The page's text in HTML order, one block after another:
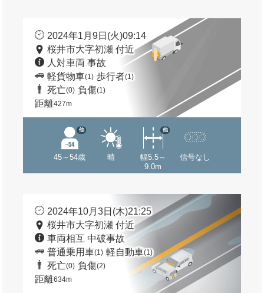
2024年1月9日(火)09:14
桜井市大字初瀬 付近
人対車両 事故
軽貨物車(1) 歩行者(1)
死亡(0) 負傷(1)
距離427m
45～54歳
他
晴
幅5.5～
9.0m
他
信号なし
2024年10月3日(木)21:25
桜井市大字初瀬 付近
車両相互 中破事故
普通乗用車(1) 軽自動車(1)
死亡(0) 負傷(2)
距離634m